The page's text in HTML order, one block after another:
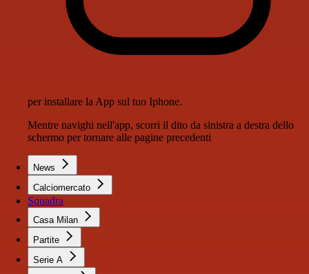
per installare la App sul tuo Iphone.
Mentre navighi nell'app, scorri il dito da sinistra a destra dello
schermo per tornare alle pagine precedenti
News
Calciomercato
Squadra
Casa Milan
Partite
Serie A